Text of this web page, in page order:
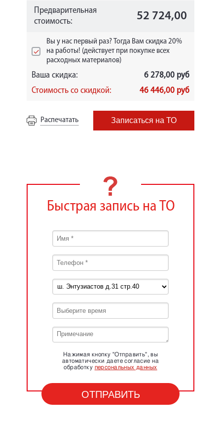
Предварительная
стоимость:
52 724,00
Вы у нас первый раз? Тогда Вам скидка 20%
на работы! (действует при покупке всех
расходных материалов)
Ваша скидка:
6 278,00 руб
Стоимость со скидкой:
46 446,00 руб
Распечатать Записаться на ТО
Быстрая запись на ТО
Нажимая кнопку "Отправить", вы
автоматически даете согласие на
обработку персональных данных